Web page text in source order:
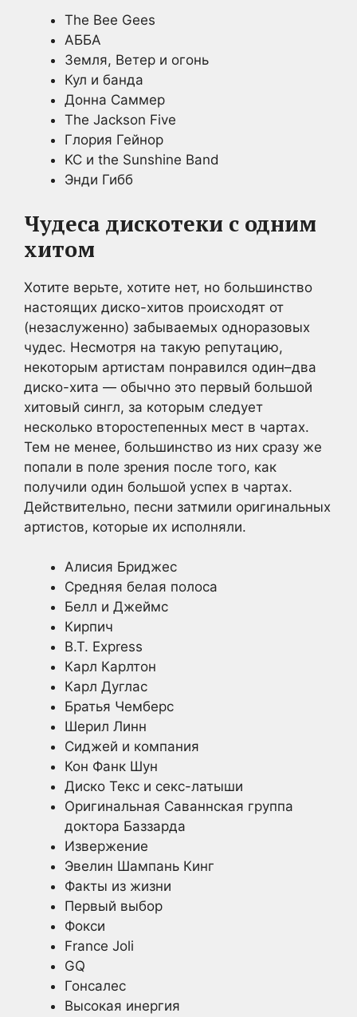
The Bee Gees
АББА
Земля, Ветер и огонь
Кул и банда
Донна Саммер
The Jackson Five
Глория Гейнор
KC и the Sunshine Band
Энди Гибб
Чудеса дискотеки с одним
хитом
Хотите верьте, хотите нет, но большинство
настоящих диско-хитов происходят от
(незаслуженно) забываемых одноразовых
чудес. Несмотря на такую репутацию,
некоторым артистам понравился один–два
диско-хита — обычно это первый большой
хитовый сингл, за которым следует
несколько второстепенных мест в чартах.
Тем не менее, большинство из них сразу же
попали в поле зрения после того, как
получили один большой успех в чартах.
Действительно, песни затмили оригинальных
артистов, которые их исполняли.
Алисия Бриджес
Средняя белая полоса
Белл и Джеймс
Кирпич
B.T. Express
Карл Карлтон
Карл Дуглас
Братья Чемберс
Шерил Линн
Сиджей и компания
Кон Фанк Шун
Диско Текс и секс-латыши
Оригинальная Саваннская группа
доктора Баззарда
Извержение
Эвелин Шампань Кинг
Факты из жизни
Первый выбор
Фокси
France Joli
GQ
Гонсалес
Высокая инергия